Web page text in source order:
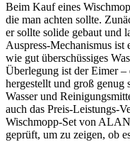
Beim Kauf eines
die man achten sollte.
er sollte solide gebaut und
Auspress-Mechanismus ist
wie gut überschüssiges
Überlegung ist der Eimer –
hergestellt und groß genug
Wasser und
auch das Preis-Leistungs-
Wischmopp-Set von
geprüft, um zu zeigen, ob